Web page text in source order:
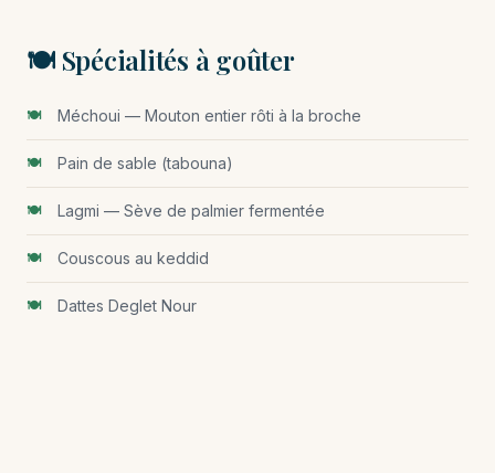
🍽️ Spécialités à goûter
Méchoui — Mouton entier rôti à la broche
Pain de sable (tabouna)
Lagmi — Sève de palmier fermentée
Couscous au keddid
Dattes Deglet Nour